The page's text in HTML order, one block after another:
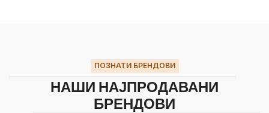
ПОЗНАТИ БРЕНДОВИ
НАШИ НАЈПРОДАВАНИ
БРЕНДОВИ